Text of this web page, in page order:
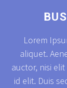
Lorem
aliquet.
auctor, nisi
id elit. Duis